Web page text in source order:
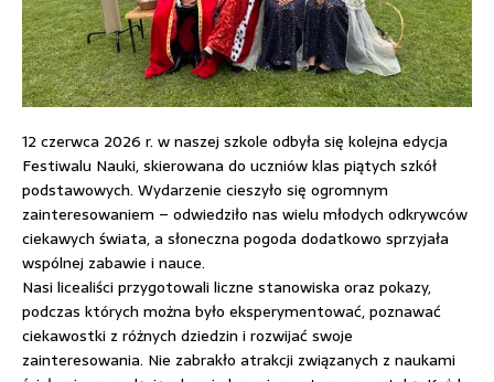
12 czerwca 2026 r. w naszej szkole odbyła się kolejna edycja
Festiwalu Nauki, skierowana do uczniów klas piątych szkół
podstawowych. Wydarzenie cieszyło się ogromnym
zainteresowaniem – odwiedziło nas wielu młodych odkrywców
ciekawych świata, a słoneczna pogoda dodatkowo sprzyjała
wspólnej zabawie i nauce.
Nasi licealiści przygotowali liczne stanowiska oraz pokazy,
podczas których można było eksperymentować, poznawać
ciekawostki z różnych dziedzin i rozwijać swoje
zainteresowania. Nie zabrakło atrakcji związanych z naukami